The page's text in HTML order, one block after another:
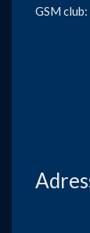
GSM